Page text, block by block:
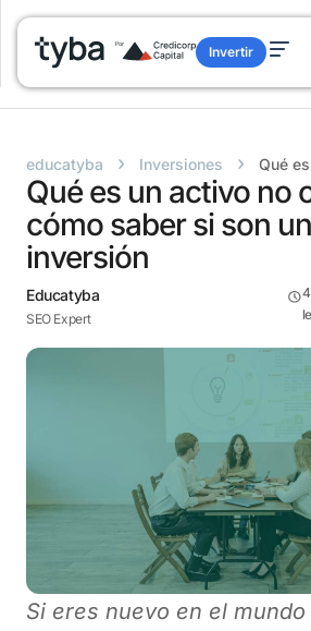
Invertir
educatyba › Inversiones › Qué
Qué es un activo no
cómo saber si son
inversión
Educatyba
SEO Expert
4
Si eres nuevo en el